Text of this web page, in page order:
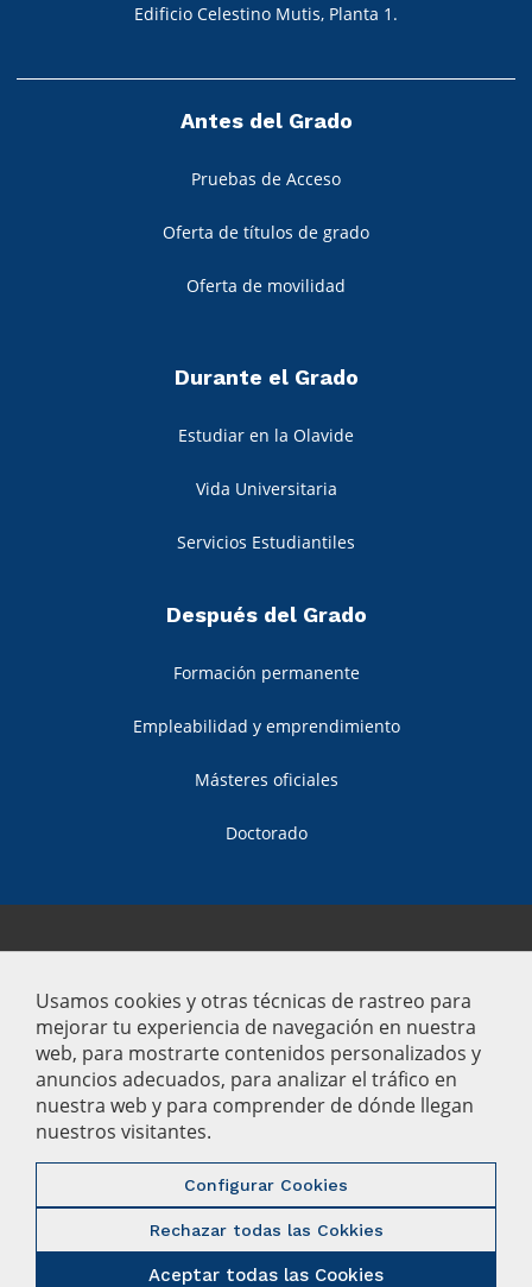
Usamos cookies y otras técnicas de rastreo para
mejorar tu experiencia de navegación en nuestra
web, para mostrarte contenidos personalizados y
anuncios adecuados, para analizar el tráfico en
nuestra web y para comprender de dónde llegan
nuestros visitantes.
Configurar Cookies
Rechazar todas las Cokkies
Aceptar todas las Cookies
Edificio Celestino Mutis, Planta 1.
Antes del Grado
Pruebas de Acceso
Oferta de títulos de grado
Oferta de movilidad
Durante el Grado
Estudiar en la Olavide
Vida Universitaria
Servicios Estudiantiles
Después del Grado
Formación permanente
Empleabilidad y emprendimiento
Másteres oficiales
Doctorado
Aviso Legal
Privacidad
Política de cookies
Buzón de sugerencias
Mapa web
Créditos